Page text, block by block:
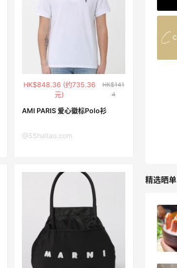
HK$848.36 (约735.36
元)
HK$141
4
AMI PARIS 爱心徽标Polo衫
@55haitao.com
COUTR
227人获得返利
精选晒单
牛杂牛腩锅我很喜欢
08月05日